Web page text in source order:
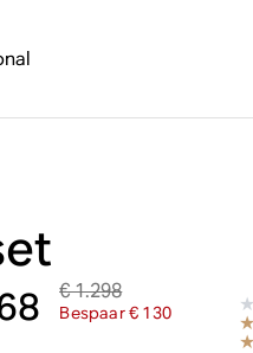
€ 1.298
Bespaar € 130